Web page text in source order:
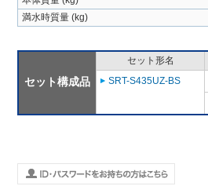
満水時質量 (kg)
セット構成品
セット形名
SRT-S435UZ-BS